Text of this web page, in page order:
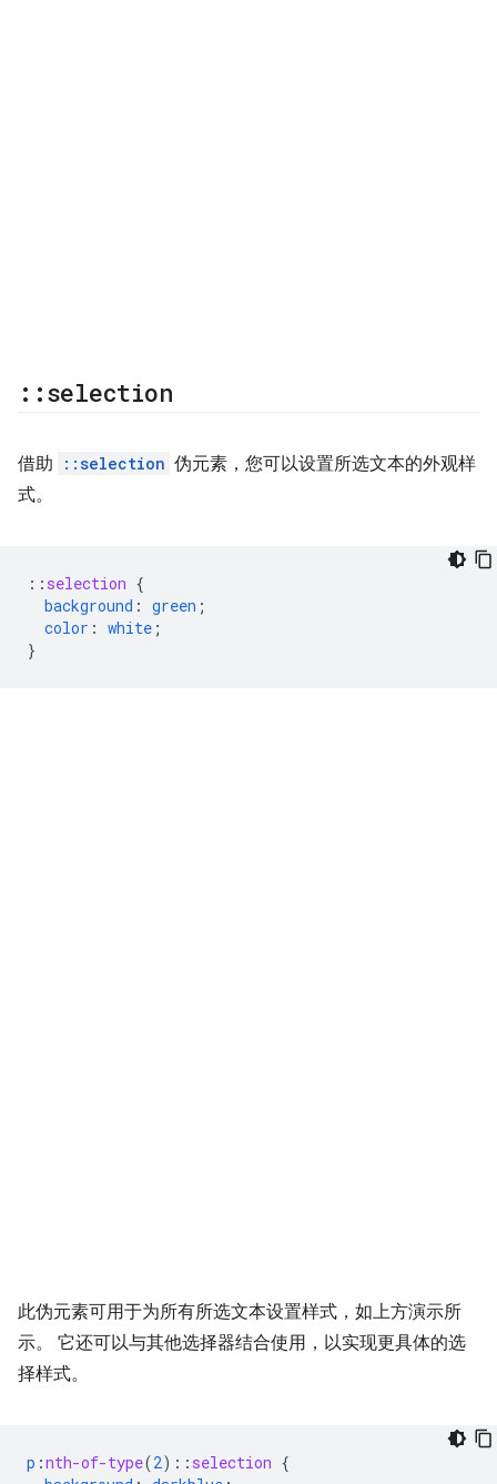
::selection
借助 ::selection 伪元素，您可以设置所选文本的外观样
式。
:: selection {
background : green ;
color : white ;
}
此伪元素可用于为所有所选文本设置样式，如上方演示所
示。 它还可以与其他选择器结合使用，以实现更具体的选
择样式。
p :nth-of-type(2) :: selection {